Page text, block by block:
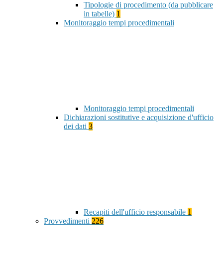
Tipologie di procedimento (da pubblicare
in tabelle) 1
Monitoraggio tempi procedimentali
Monitoraggio tempi procedimentali
Dichiarazioni sostitutive e acquisizione d'ufficio
dei dati 3
Recapiti dell'ufficio responsabile 1
Provvedimenti 226